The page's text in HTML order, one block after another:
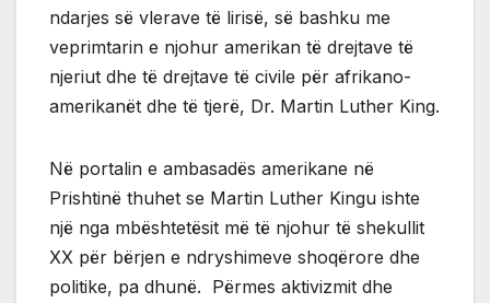
ndarjes së vlerave të lirisë, së bashku me
veprimtarin e njohur amerikan të drejtave të
njeriut dhe të drejtave të civile për afrikano-
amerikanët dhe të tjerë, Dr. Martin Luther King.
Në portalin e ambasadës amerikane në
Prishtinë thuhet se Martin Luther Kingu ishte
një nga mbështetësit më të njohur të shekullit
XX për bërjen e ndryshimeve shoqërore dhe
politike, pa dhunë. Përmes aktivizmit dhe